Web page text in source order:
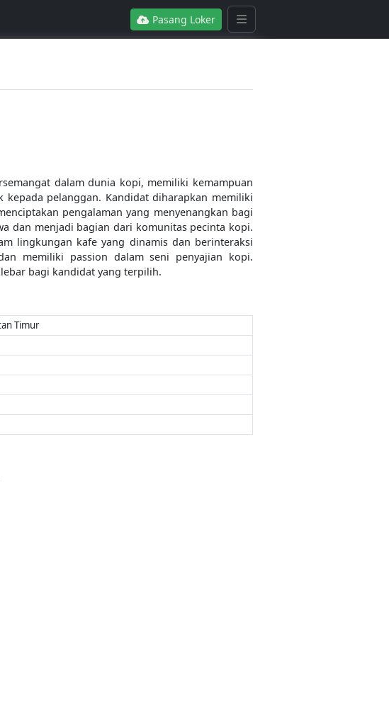
Pasang Loker
dalam dunia kopi, memiliki kemampuan
pelanggan. Kandidat diharapkan memiliki
pengalaman yang menyenangkan bagi
dan menjadi bagian dari komunitas pecinta kopi.
lingkungan kafe yang dinamis dan berinteraksi
memiliki passion dalam seni penyajian kopi.
bagi kandidat yang terpilih.
Timur